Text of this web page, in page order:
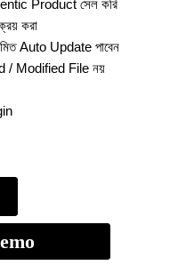
Product সেল করি
করা
Auto Update পাবেন
/ Modified File নয়